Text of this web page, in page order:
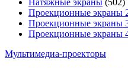
Натяжные экраны (502)
Проекционные экраны
Проекционные экраны
Проекционные экраны
Мультимедиa-проекторы